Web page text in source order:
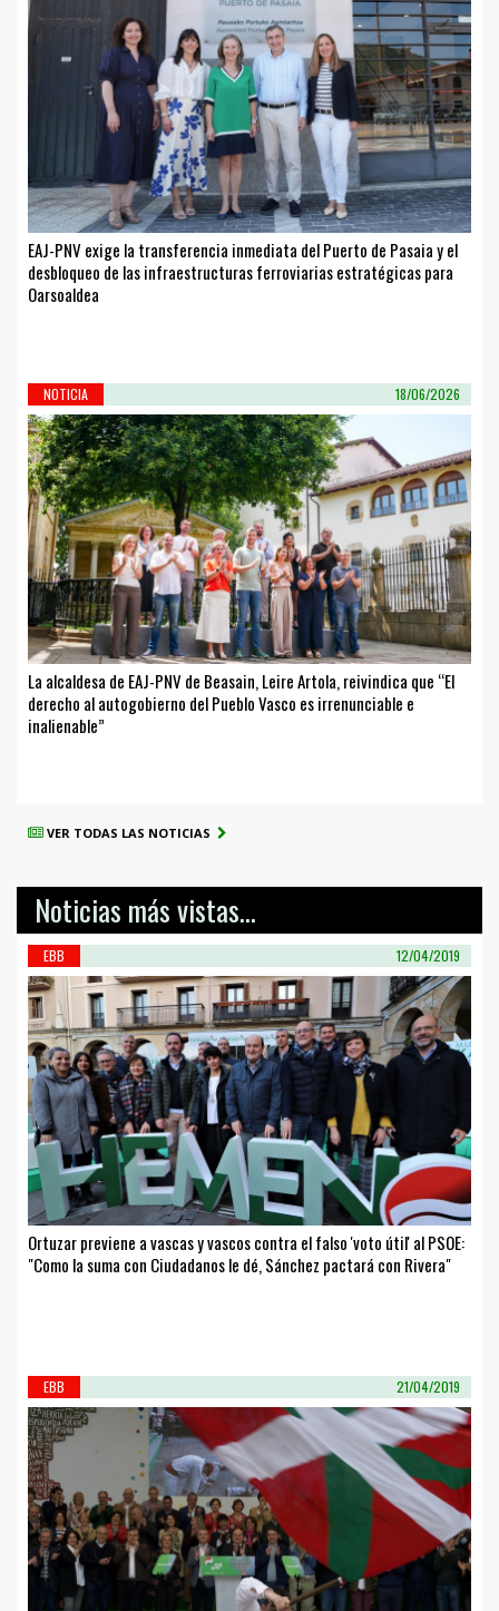
EAJ-PNV exige la transferencia inmediata del Puerto de Pasaia y el
desbloqueo de las infraestructuras ferroviarias estratégicas para
Oarsoaldea
NOTICIA 18/06/2026
La alcaldesa de EAJ-PNV de Beasain, Leire Artola, reivindica que “El
derecho al autogobierno del Pueblo Vasco es irrenunciable e
inalienable”
VER TODAS LAS NOTICIAS
Noticias más vistas...
EBB 12/04/2019
Ortuzar previene a vascas y vascos contra el falso 'voto útil' al PSOE:
"Como la suma con Ciudadanos le dé, Sánchez pactará con Rivera"
EBB 21/04/2019